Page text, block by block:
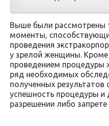
Выше были рассмотрены
моменты,
проведения
у зрелой женщины. Кроме
проведением
ряд необходимых
полученных результатов
успешность процедуры и
разрешении либо